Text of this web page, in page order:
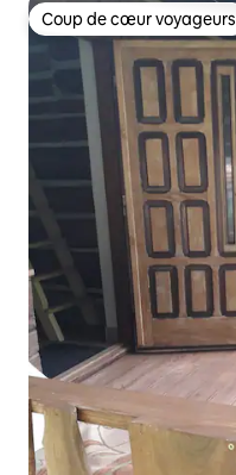
Coup de cœur voyageurs
Coup de cœur voyageurs